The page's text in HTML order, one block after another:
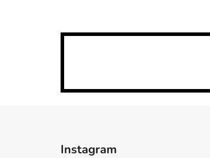
Instagram